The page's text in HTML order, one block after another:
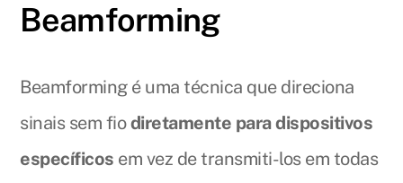
Beamforming
Beamforming é uma técnica que direciona
sinais sem fiodiretamente para dispositivos
específicos em vez de transmiti-los em todas